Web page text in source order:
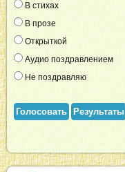
В стихах
В прозе
Открыткой
Аудио поздравлением
Не поздравляю
Голосовать Результаты